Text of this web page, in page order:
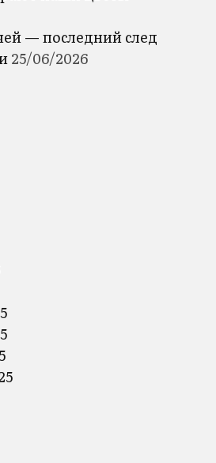
— последний след
25/06/2026